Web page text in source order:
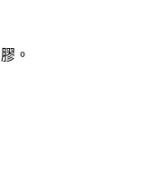
。